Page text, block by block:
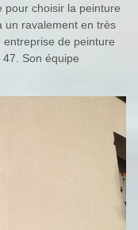
pour choisir la peinture
un ravalement en très
entreprise de peinture
Son équipe